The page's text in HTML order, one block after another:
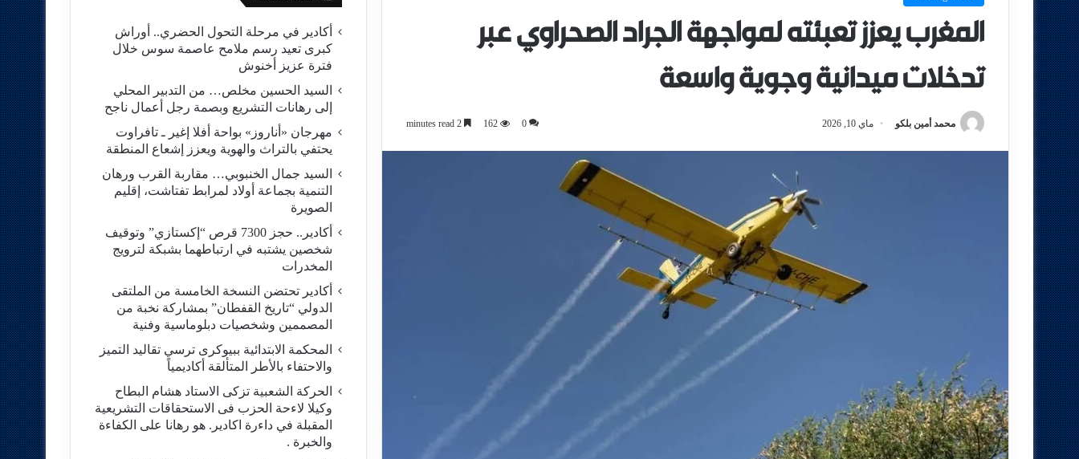
المغرب يعزز تعبئته لمواجهة الجراد الصحراوي عبر
تدخلات ميدانية وجوية واسعة
محمد أمين بلكو ماي 10, 2026 0
162
أكادير في مرحلة التحول الحضري.. أوراش
كبرى تعيد رسم ملامح عاصمة سوس خلال
فترة عزيز أخنوش
السيد الحسين مخلص… من التدبير المحلي
إلى رهانات التشريع وبصمة رجل أعمال ناجح
مهرجان «أناروز» بواحة أفلا إغير ـ تافراوت
يحتفي بالتراث والهوية ويعزز إشعاع المنطقة
السيد جمال الخنبوبي… مقاربة القرب ورهان
التنمية بجماعة أولاد لمرابط تفتاشت، إقليم
الصويرة
أكادير.. حجز 7300 قرص “إكستازي” وتوقيف
شخصين يشتبه في ارتباطهما بشبكة لترويج
المخدرات
أكادير تحتضن النسخة الخامسة من الملتقى
الدولي “تاريخ القفطان” بمشاركة نخبة من
المصممين وشخصيات دبلوماسية وفنية
المحكمة الابتدائية ببيوكرى ترسي تقاليد التميز
والاحتفاء بالأطر المتألقة أكاديمياً
الحركة الشعبية تزكى الاستاد هشام البطاح
وكيلا لاءحة الحزب فى الاستحقاقات التشريعية
المقبلة في داءرة اكادير. هو رهانا على الكفاءة
والخبرة .